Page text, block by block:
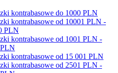
kontrabasowe do 1000 PLN
kontrabasowe od 10001 PLN -
PLN
kontrabasowe od 1001 PLN -
kontrabasowe od 15 001 PLN
kontrabasowe od 2501 PLN -